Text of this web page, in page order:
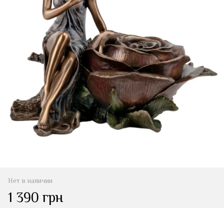
Нет в наличии
1 390 грн